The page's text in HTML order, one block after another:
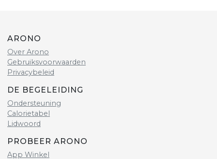
ARONO
Over Arono
Gebruiksvoorwaarden
Privacybeleid
DE BEGELEIDING
Ondersteuning
Calorietabel
Lidwoord
PROBEER ARONO
App Winkel